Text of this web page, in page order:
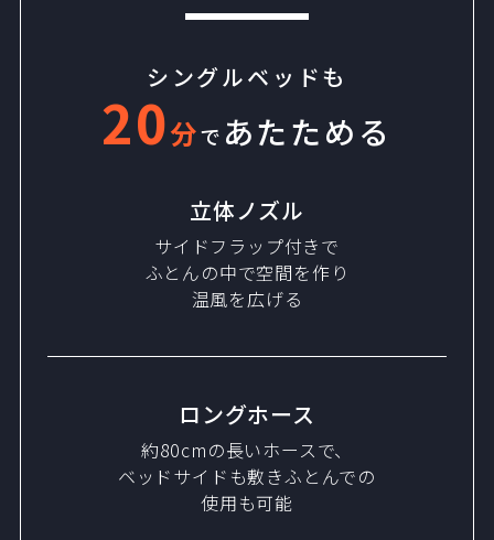
シングルベッドも
20分で あたためる
立体ノズル
サイドフラップ付きで
ふとんの中で空間を作り
温風を広げる
ロングホース
約80cmの長いホースで、
ベッドサイドも敷きふとんでの
使用も可能